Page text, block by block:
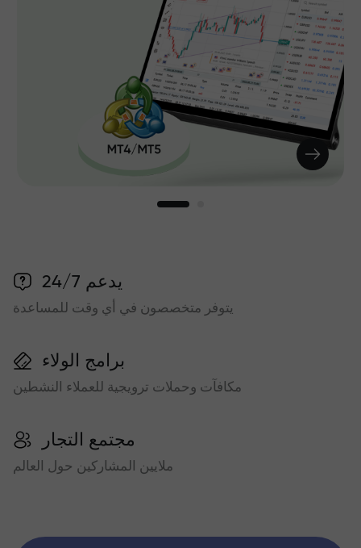
يدعم 24/7
يتوفر متخصصون في أي وقت للمساعدة
برامج الولاء
مكافآت وحملات ترويجية للعملاء النشطين
مجتمع التجار
ملايين المشاركين حول العالم